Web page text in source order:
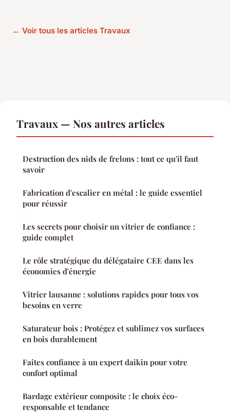
← Voir tous les articles Travaux
Travaux — Nos autres articles
Destruction des nids de frelons : tout ce qu'il faut
savoir
Fabrication d'escalier en métal : le guide essentiel
pour réussir
Les secrets pour choisir un vitrier de confiance :
guide complet
Le rôle stratégique du délégataire CEE dans les
économies d'énergie
Vitrier lausanne : solutions rapides pour tous vos
besoins en verre
Saturateur bois : Protégez et sublimez vos surfaces
en bois durablement
Faites confiance à un expert daikin pour votre
confort optimal
Bardage extérieur composite : le choix éco-
responsable et tendance